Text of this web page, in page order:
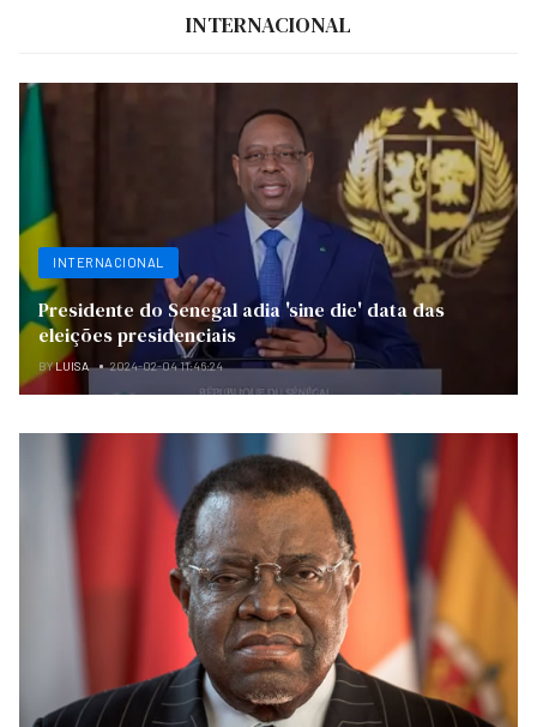
INTERNACIONAL
Presidente do Senegal adia 'sine die' data das
eleições presidenciais
BYLUISA 2024-02-04 11:46:24